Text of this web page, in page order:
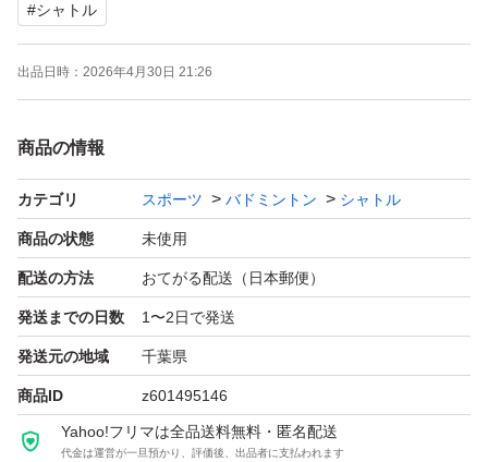
・バドミントンやバッティング練習にも活躍
【おすすめシーン】
グ練習 / 公園遊び
【商品詳細】
カラー：ホワイト
数量：30個セット
サイズ：約8cm
素材：プラスチック
※簡易発送ですので、シャトル潰れてるものは手で広げて
#シャトル
出品日時： 2026年4月30日 21:26
商品の情報
カテゴリ スポーツ バドミントン シャトル
商品の状態 未使用
配送の方法 おてがる配送（日本郵便）
発送までの日数 1〜2日で発送
発送元の地域 千葉県
商品ID z601495146
Yahoo!フリマは全品送料無料・匿名配送
代金は運営が一旦預かり、評価後、出品者に支払われます